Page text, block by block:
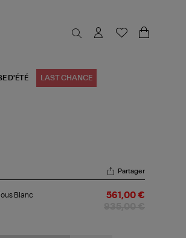
D'ÉTÉ LAST CHANCE
Partager
Blanc 561,00 €